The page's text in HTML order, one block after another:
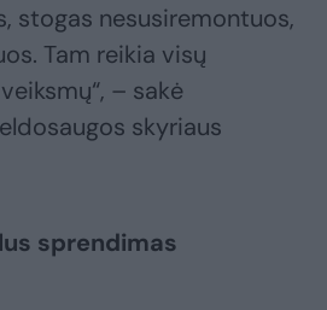
stogas nesusiremontuos,
Tam reikia visų
– sakė
skyriaus
sprendimas